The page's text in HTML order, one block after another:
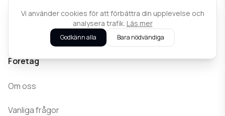
Vi använder cookies för att förbättra din upplevelse och
analysera trafik. Läs mer
Godkänn alla Bara nödvändiga
Kontakta oss
Företag
Om oss
Vanliga frågor